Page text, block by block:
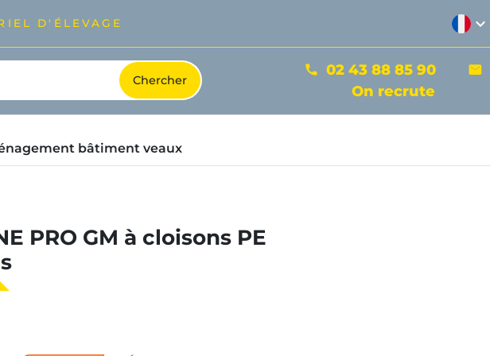
D'ÉLEVAGE expand_more
phone 02 43 88 85 90 mail
On recrute
bâtiment veaux
PRO GM à cloisons PE